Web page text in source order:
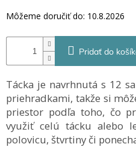
Môžeme doručiť do: 10.8.2026
Pridať do
Tácka je navrhnutá s 12
priehradkami, takže si
priestor podľa toho, čo
využiť celú tácku alebo
polovicu, štvrtiny či